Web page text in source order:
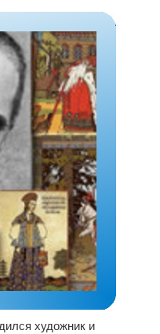
художник и